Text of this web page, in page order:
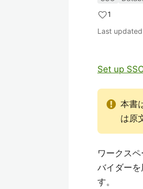
1
Last
Set up
本書
は原
ワークス
バイダー
す。